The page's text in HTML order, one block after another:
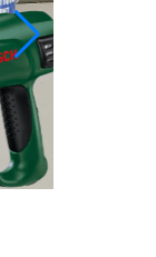
YZ 125
2026 -
€